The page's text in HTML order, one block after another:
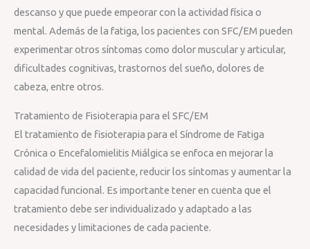
descanso y que puede empeorar con la actividad física o
mental. Además de la fatiga, los pacientes con SFC/EM pueden
experimentar otros síntomas como dolor muscular y articular,
dificultades cognitivas, trastornos del sueño, dolores de
cabeza, entre otros.
Tratamiento de Fisioterapia para el SFC/EM
El tratamiento de fisioterapia para el Síndrome de Fatiga
Crónica o Encefalomielitis Miálgica se enfoca en mejorar la
calidad de vida del paciente, reducir los síntomas y aumentar la
capacidad funcional. Es importante tener en cuenta que el
tratamiento debe ser individualizado y adaptado a las
necesidades y limitaciones de cada paciente.